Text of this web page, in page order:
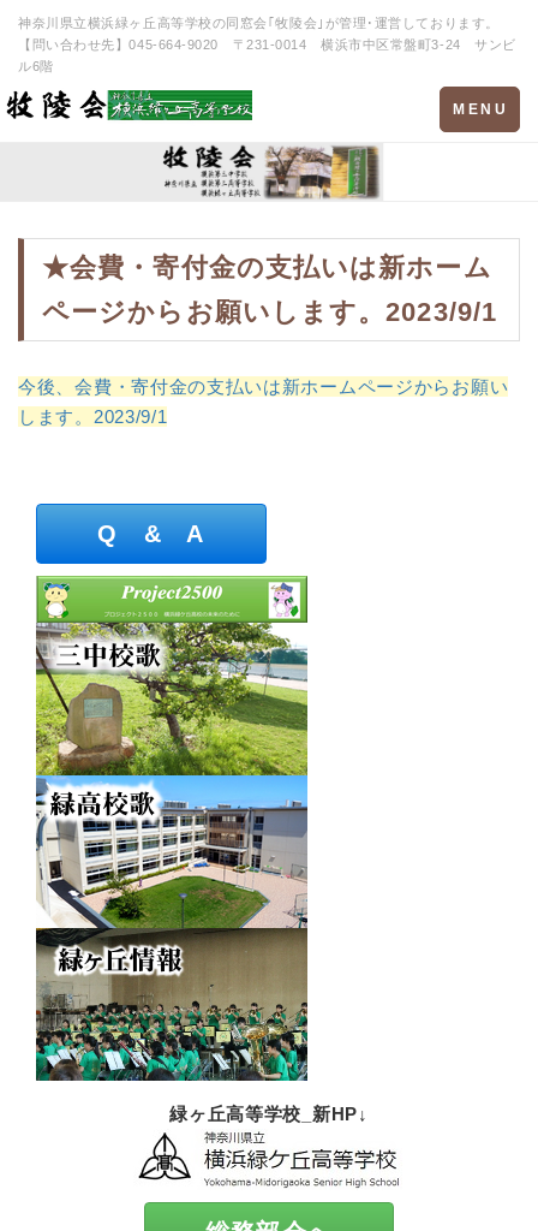
神奈川県立横浜緑ヶ丘高等学校の同窓会｢牧陵会｣が管理･運営しております。
【問い合わせ先】045-664-9020 〒231-0014 横浜市中区常盤町3-24 サンビ
ル6階
Toggle
navigation
MENU
★会費・寄付金の支払いは新ホーム
ページからお願いします。2023/9/1
今後、会費・寄付金の支払いは新ホームページからお願い
します。2023/9/1
Q & A
緑ヶ丘高等学校_新HP↓